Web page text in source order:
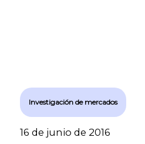
Investigación de mercados
16 de junio de 2016